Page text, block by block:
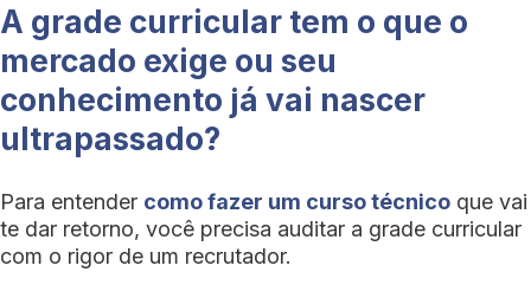
A grade curricular tem o que o
mercado exige ou seu
conhecimento já vai nascer
ultrapassado?
Para entender como fazer um curso técnico que vai
te dar retorno, você precisa auditar a grade curricular
com o rigor de um recrutador.